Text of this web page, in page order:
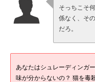
そっちこそ
係なく、そ
だろ。
あなたはシュレーディンガ
味が分からないの？ 猫を毒